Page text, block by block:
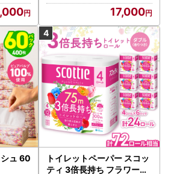
17,000
ュ 60
トイレットペーパー スコッ
ティ 3倍長持ち フラワーパ